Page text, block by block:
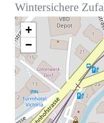
Wintersichere
+
−